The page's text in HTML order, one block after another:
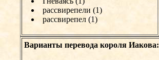
рассвирепели (1)
рассвирепел (1)
Варианты перевода короля Иакова: